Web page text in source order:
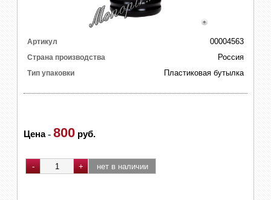
Артикул 00004563
Страна производства Россия
Тип упаковки Пластиковая бутылка
Цена- 800 руб.